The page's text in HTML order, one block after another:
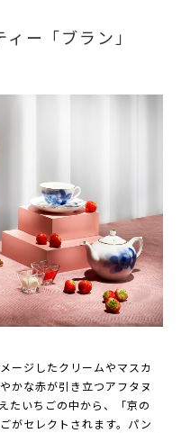
ー「ブラン」
ージしたクリームやマスカ
かな赤が引き立つアフタヌ
たいちごの中から、「京の
がセレクトされます。パン